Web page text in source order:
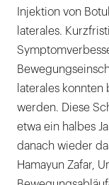
Injektion von
laterales.
laterales
werden. Diese
etwa ein halbes
danach wieder
Hamayun Zafar,